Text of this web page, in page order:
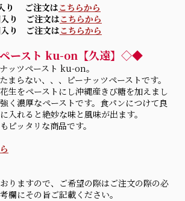
り ご注文はこちらから
り ご注文はこちらから
り ご注文はこちらから
ースト ku-on【久遠】◇◆
ッツペースト ku-on。
まらない、、、ピーナッツペーストです。
生をペーストにし沖縄産きび糖を加えまし
く濃厚なペーストです。食パンにつけて良
入れると絶妙な味と風味が出ます。
ピッタリな商品です。
りますので、ご希望の際はご注文の際の必
欄にその旨ご記載ください。